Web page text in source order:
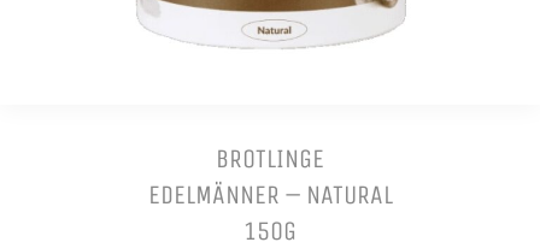
BROTLINGE
EDELMÄNNER – NATURAL
150G